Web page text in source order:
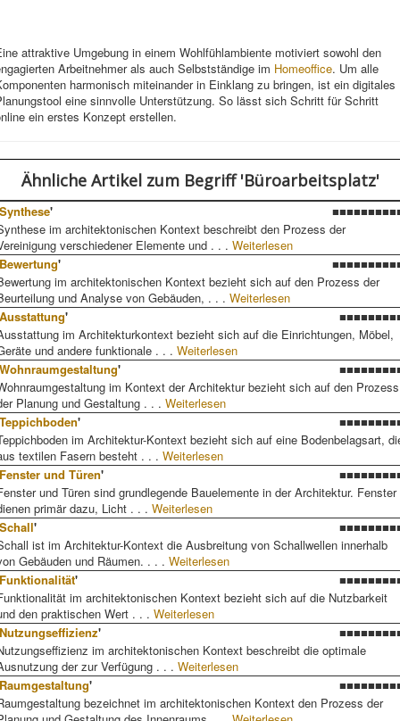
attraktive Umgebung in einem Wohlfühlambiente motiviert sowohl den
Arbeitnehmer als auch Selbstständige im Homeoffice. Um alle
harmonisch miteinander in Einklang zu bringen, ist ein digitales
eine sinnvolle Unterstützung. So lässt sich Schritt für Schritt
ein erstes Konzept erstellen.
Ähnliche Artikelzum Begriff 'Büroarbeitsplatz'
Synthese'
im architektonischen Kontext beschreibt den Prozess der
verschiedener Elemente und . . . Weiterlesen
Bewertung'
im architektonischen Kontext bezieht sich auf den Prozess der
und Analyse von Gebäuden, . . . Weiterlesen
Ausstattung'
im Architekturkontext bezieht sich auf die Einrichtungen, Möbel,
und andere funktionale . . . Weiterlesen
Wohnraumgestaltung'
im Kontext der Architektur bezieht sich auf den Prozess
Planung und Gestaltung . . . Weiterlesen
Teppichboden'
im Architektur-Kontext bezieht sich auf eine Bodenbelagsart,
textilen Fasern besteht . . . Weiterlesen
Fenster und Türen'
und Türen sind grundlegende Bauelemente in der Architektur. Fenster
primär dazu, Licht . . . Weiterlesen
Schall'
ist im Architektur-Kontext die Ausbreitung von Schallwellen innerhalb
Gebäuden und Räumen. . . . Weiterlesen
Funktionalität'
im architektonischen Kontext bezieht sich auf die Nutzbarkeit
den praktischen Wert . . . Weiterlesen
Nutzungseffizienz'
im architektonischen Kontext beschreibt die optimale
der zur Verfügung . . . Weiterlesen
Raumgestaltung'
bezeichnet im architektonischen Kontext den Prozess der